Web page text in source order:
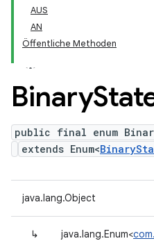
AUS
AN
Öffentliche Methoden
Binary
public final enum
extends Enum<
java.lang.Object
↳ java.lang.Enum<